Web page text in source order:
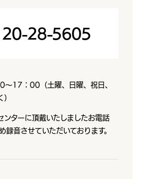
28-5605
17：00（土曜、日曜、祝日、
）
ンターに頂戴いたしましたお電話
録音させていただいております。